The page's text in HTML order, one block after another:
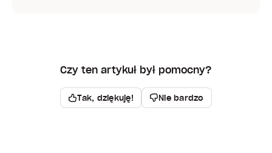
Czy ten artykuł był pomocny?
Tak, dziękuję! Nie bardzo